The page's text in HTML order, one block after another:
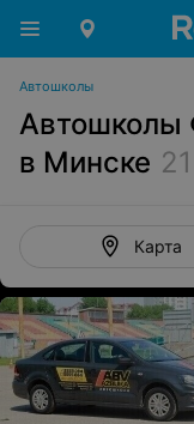
Автошколы
Автошколы
в Минске 21
Карта